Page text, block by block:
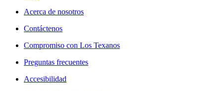
Acerca de nosotros
Contáctenos
Compromiso con Los Texanos
Preguntas frecuentes
Accesibilidad